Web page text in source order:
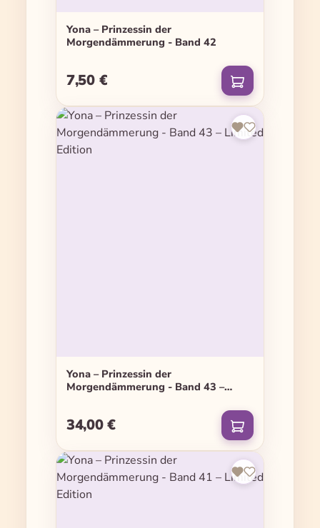
Yona – Prinzessin der
Morgendämmerung - Band 42
Regulärer Preis:
7,50 €
Yona – Prinzessin der
Morgendämmerung - Band 43 –
Regulärer Preis:
34,00 €